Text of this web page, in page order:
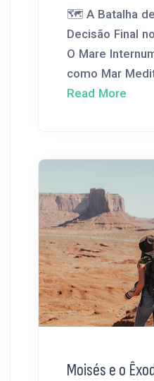
🗺️ A Batalha
Decisão Final
O Mare
como Mar
Read More
Moisés e o